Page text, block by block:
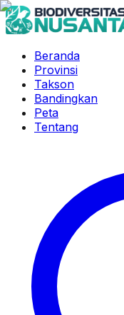
Beranda
Provinsi
Takson
Bandingkan
Peta
Tentang